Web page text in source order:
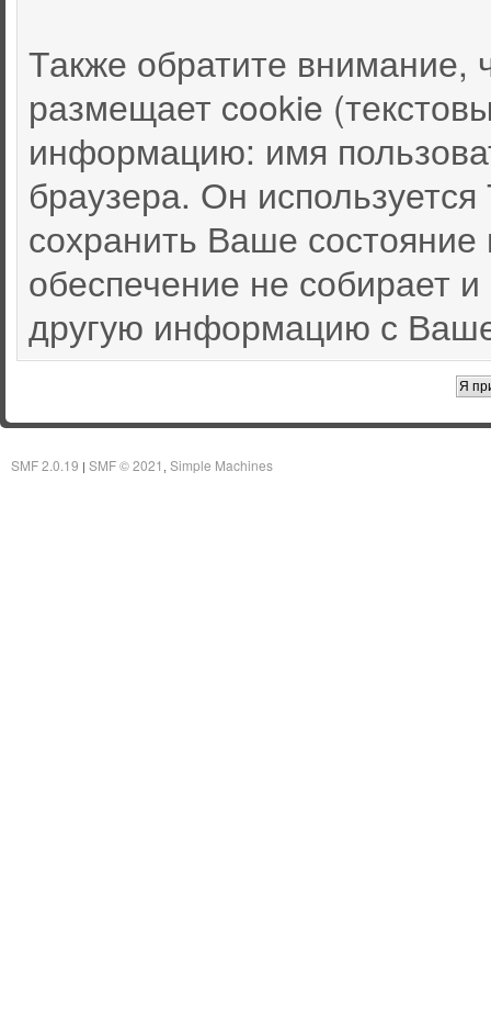
Также обратите внимание,
размещает cookie
информацию: имя
браузера. Он
сохранить Ваше
обеспечение не собирает
другую информацию с
SMF 2.0.19 | SMF © 2021 Simple Machines